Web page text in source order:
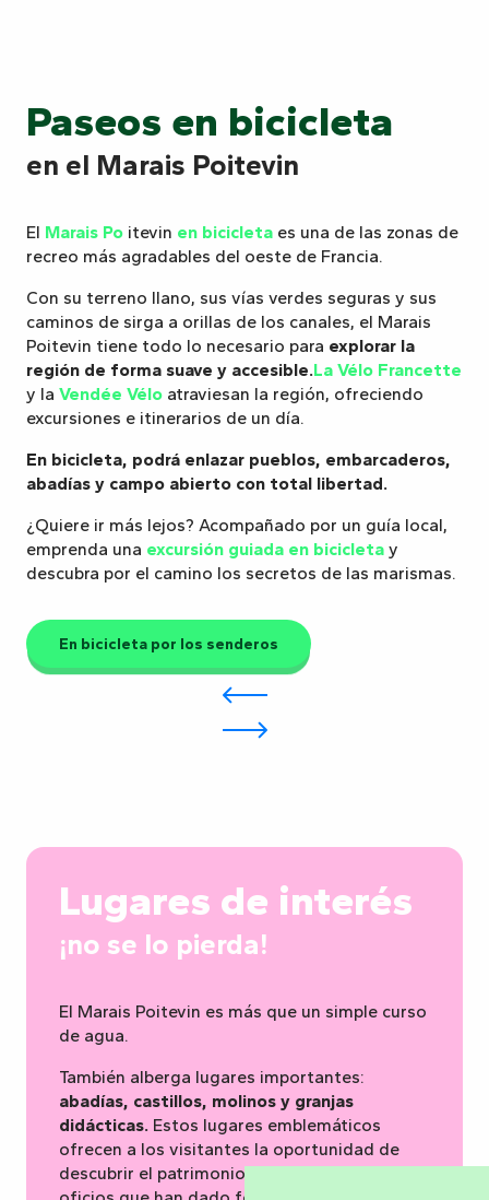
Paseos en bicicleta
en el Marais Poitevin
El Marais Po itevin en bicicleta es una de las zonas de
recreo más agradables del oeste de Francia.
Con su terreno llano, sus vías verdes seguras y sus
caminos de sirga a orillas de los canales, el Marais
Poitevin tiene todo lo necesario para explorar la
región de forma suave y accesible.La Vélo Francette
y la Vendée Vélo atraviesan la región, ofreciendo
excursiones e itinerarios de un día.
En bicicleta, podrá enlazar pueblos, embarcaderos,
abadías y campo abierto con total libertad.
¿Quiere ir más lejos? Acompañado por un guía local,
emprenda una excursión guiada en bicicleta y
descubra por el camino los secretos de las marismas.
En bicicleta por los senderos
Lugares de interés
¡no se lo pierda!
El Marais Poitevin es más que un simple curso
de agua.
También alberga lugares importantes:
abadías, castillos, molinos y granjas
didácticas. Estos lugares emblemáticos
ofrecen a los visitantes la oportunidad de
descubrir el patrimonio, la historia y los